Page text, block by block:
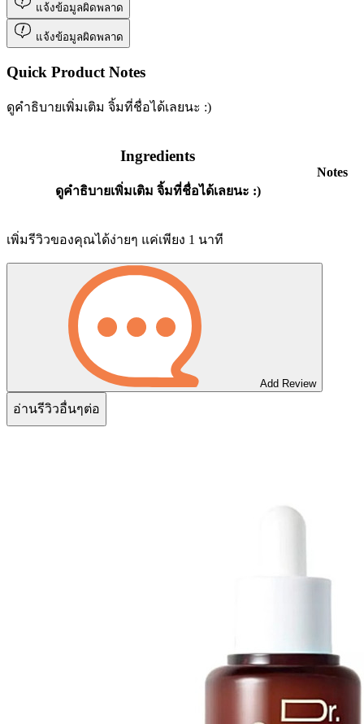
แจ้งข้อมูลผิดพลาด
แจ้งข้อมูลผิดพลาด
Quick Product Notes
ดูคำธิบายเพิ่มเติม จิ้มที่ชื่อได้เลยนะ :)
Ingredients
ดูคำธิบายเพิ่มเติม จิ้มที่ชื่อได้เลยนะ :)
Notes
เพิ่มรีวิวของคุณได้ง่ายๆ แค่เพียง 1 นาที
Add Review
อ่านรีวิวอื่นๆต่อ